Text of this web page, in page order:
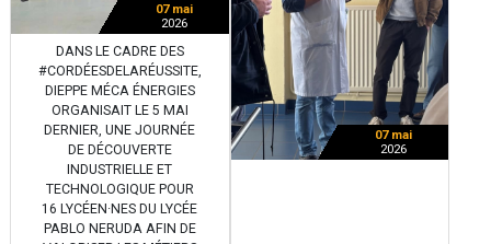
07 mai
2026
DANS LE CADRE DES
#CORDÉESDELARÉUSSITE,
DIEPPE MÉCA ÉNERGIES
ORGANISAIT LE 5 MAI
DERNIER, UNE JOURNÉE
DE DÉCOUVERTE
INDUSTRIELLE ET
TECHNOLOGIQUE POUR
16 LYCÉEN·NES DU LYCÉE
PABLO NERUDA AFIN DE
07 mai
2026